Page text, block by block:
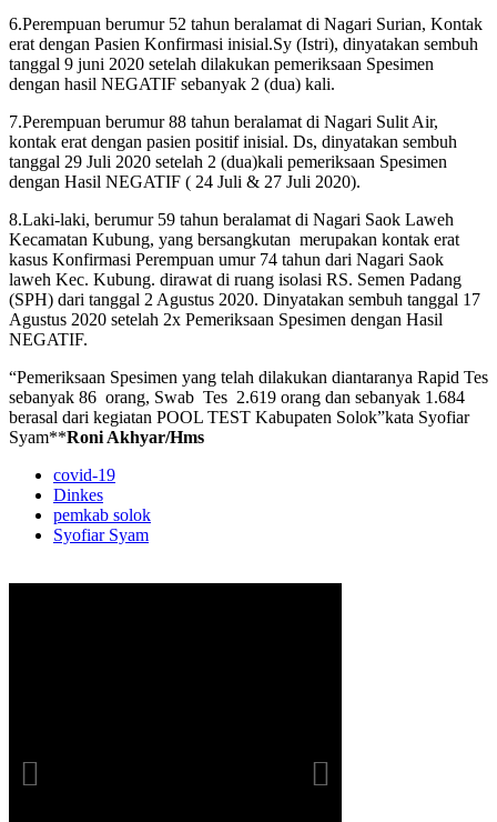
6.Perempuan berumur 52 tahun beralamat di Nagari Surian, Kontak
erat dengan Pasien Konfirmasi inisial.Sy (Istri), dinyatakan sembuh
tanggal 9 juni 2020 setelah dilakukan pemeriksaan Spesimen
dengan hasil NEGATIF sebanyak 2 (dua) kali.
7.Perempuan berumur 88 tahun beralamat di Nagari Sulit Air,
kontak erat dengan pasien positif inisial. Ds, dinyatakan sembuh
tanggal 29 Juli 2020 setelah 2 (dua)kali pemeriksaan Spesimen
dengan Hasil NEGATIF ( 24 Juli & 27 Juli 2020).
8.Laki-laki, berumur 59 tahun beralamat di Nagari Saok Laweh
Kecamatan Kubung, yang bersangkutan merupakan kontak erat
kasus Konfirmasi Perempuan umur 74 tahun dari Nagari Saok
laweh Kec. Kubung. dirawat di ruang isolasi RS. Semen Padang
(SPH) dari tanggal 2 Agustus 2020. Dinyatakan sembuh tanggal 17
Agustus 2020 setelah 2x Pemeriksaan Spesimen dengan Hasil
NEGATIF.
“Pemeriksaan Spesimen yang telah dilakukan diantaranya Rapid Tes
sebanyak 86 orang, Swab Tes 2.619 orang dan sebanyak 1.684
berasal dari kegiatan POOL TEST Kabupaten Solok”kata Syofiar
Syam**Roni Akhyar/Hms
covid-19
Dinkes
pemkab solok
Syofiar Syam